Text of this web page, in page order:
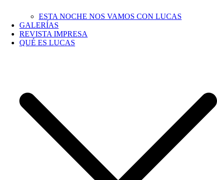
ESTA NOCHE NOS VAMOS CON LUCAS
GALERÍAS
REVISTA IMPRESA
QUÉ ES LUCAS